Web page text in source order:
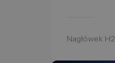
Nagłówek H2